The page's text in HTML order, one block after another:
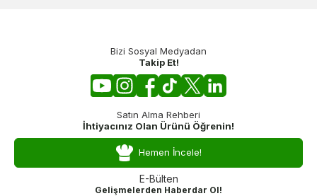
Bizi Sosyal Medyadan
Takip Et!
Satın Alma Rehberi
İhtiyacınız Olan Ürünü Öğrenin!
Hemen İncele!
E-Bülten
Gelişmelerden Haberdar Ol!